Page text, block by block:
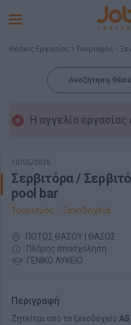
Toggle
Θέσεις Εργασίας Τουρισμός -
Αναζήτηση
Η αγγελία εργασίας
10/05/2026
Σερβιτόρα /
pool bar
Τουρισμός - Ξενοδοχεία
ΠΟΤΟΣ ΘΑΣΟΥ | ΘΑΣΟΣ
Πλήρης απασχόληση
ΓΕΝΙΚΟ ΛΥΚΕΙΟ
Περιγραφή
Ζητείται από το ξενοδοχείο